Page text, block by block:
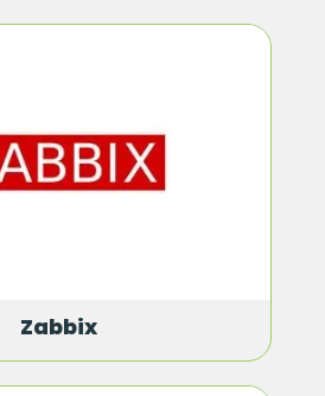
Zabbix